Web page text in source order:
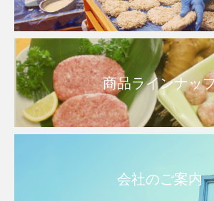
商品ラインナッ
会社のご案内